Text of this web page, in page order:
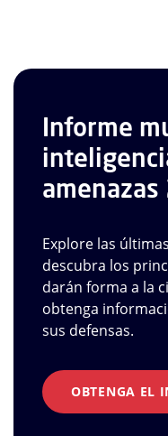
Informe
Explore las
descubra los
darán forma a la
obtenga
sus defensas.
OBTENGA EL